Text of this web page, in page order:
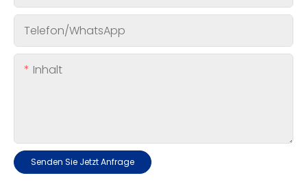
Telefon/WhatsApp
Inhalt
Senden Sie Jetzt Anfrage